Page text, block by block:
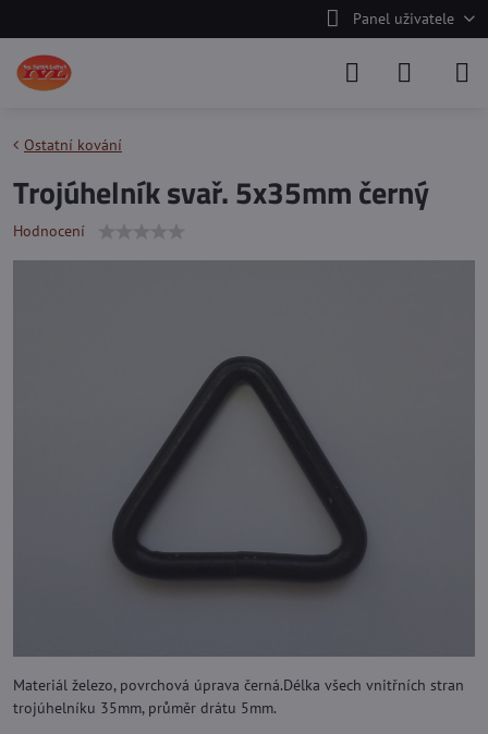
Panel uživatele
Ostatní kování
Trojúhelník svař. 5x35mm černý
Hodnocení
Materiál železo, povrchová úprava černá.Délka všech vnitřních stran
trojúhelníku 35mm, průměr drátu 5mm.